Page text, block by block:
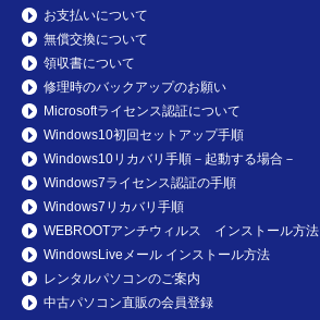
お支払いについて
無償交換について
領収書について
修理時のバックアップのお願い
Microsoftライセンス認証について
Windows10初回セットアップ手順
Windows10リカバリ手順－起動する場合－
Windows7ライセンス認証の手順
Windows7リカバリ手順
WEBROOTアンチウィルス インストール方法
WindowsLiveメール インストール方法
レンタルパソコンのご案内
中古パソコン直販の会員登録